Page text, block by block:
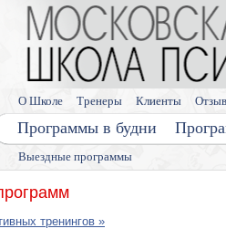
Выездные программы
Программы в будни
О Школе Тренеры Клиенты
тренингов »